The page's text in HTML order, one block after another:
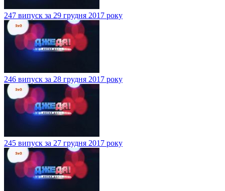
247 випуск за 29 грудня 2017 року
246 випуск за 28 грудня 2017 року
245 випуск за 27 грудня 2017 року